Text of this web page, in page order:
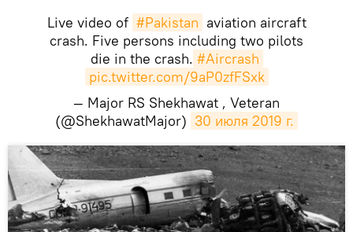
Live video of #Pakistan aviation aircraft
crash. Five persons including two pilots
die in the crash. #Aircrash
pic.twitter.com/9aP0zfFSxk
— Major RS Shekhawat , Veteran
(@ShekhawatMajor) 30 июля 2019 г.